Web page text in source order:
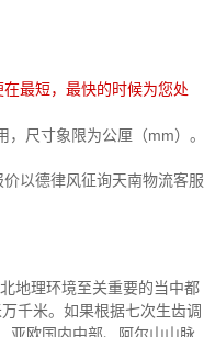
最短，最快的时候为您处
尺寸象限为公厘（mm）。
以德律风征询天南物流客服
地理环境至关重要的当中都
千米。如果根据七次生齿调